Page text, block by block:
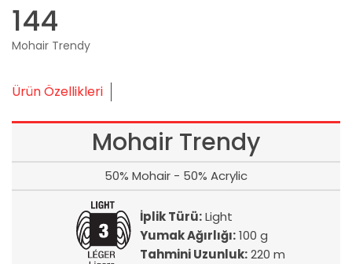
144
Mohair Trendy
Ürün Özellikleri
Mohair Trendy
50% Mohair - 50% Acrylic
İplik Türü:Light
Yumak Ağırlığı:100 g
Tahmini Uzunluk:220 m